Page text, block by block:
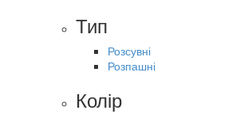
Тип
Розсувні
Розпашні
Колір